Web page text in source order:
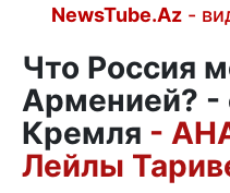
NewsTube.Az-
Что Россия
Арменией? -
Кремля -
Лейлы